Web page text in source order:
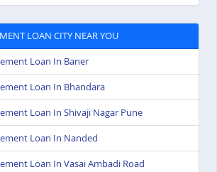
LOAN CITY NEAR YOU
Loan In Baner
Loan In Bhandara
Loan In Shivaji Nagar Pune
Loan In Nanded
Loan In Vasai Ambadi Road